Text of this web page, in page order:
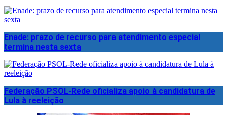
Enade: prazo de recurso para atendimento especial
termina nesta sexta
Federação PSOL-Rede oficializa apoio à candidatura de
Lula à reeleição